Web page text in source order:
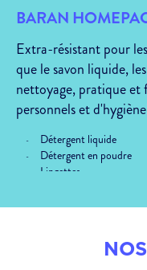
BARAN
Extra-résistant pour
que le savon liquide,
nettoyage, pratique et
personnels et
Détergent liquide
Détergent en poudre
Lingettes
Couche pour bébé